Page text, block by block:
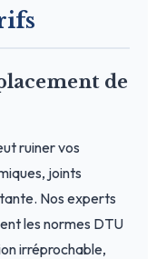
de
ruiner vos
joints
Nos experts
les normes DTU
irréprochable,